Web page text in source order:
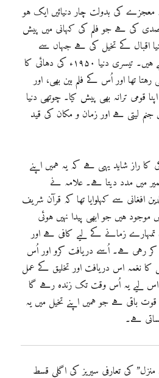
کی بدولت چار دنیائیں ایک ہو
صدی کی ہے جو فلم کی کہانی میں پیش
اقبال کے تخیل کی ہے جہاں سے
شاعر نے اپنے استعارے لیے ہیں۔ تیسری دنیا ۱۹۵۰ء کی دہائی کا
تھا اور اُس کے فلم بین بھی، اور
قومی ترانہ بھی پیش کیا۔ چوتھی دنیا
جنم لیتی ہے اور زمان و مکان کی قید
راز شاید یہی ہے کہ یہ ہمیں اپنے
میں مدد دیتا ہے۔ علامہ نے
افغانی سے کہلوایا تھا کہ قرآن شریف
ہیں جو ابھی پیدا نہیں ہوئی
زمانے کے لیے کافی ہے اور
کر رہی ہے۔ اُسے دریافت کرو اور اُس
کا نغمہ اس دریافت اور تخلیق کے عمل
اس لیے یہ اُس وقت تک زندہ رہے گا
باقی ہے جو ہمیں اپنے تخیل میں یہ
ہے۔
کی تعارفی سیریز کی اگلی قسط